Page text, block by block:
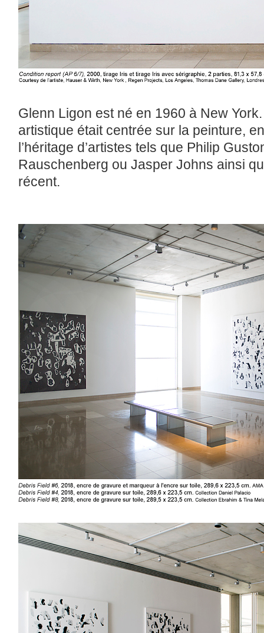
Glenn Ligon est né en 1960 à New
artistique était centrée sur la peinture,
l’héritage d’artistes tels que Philip
Rauschenberg ou Jasper Johns ainsi
récent.